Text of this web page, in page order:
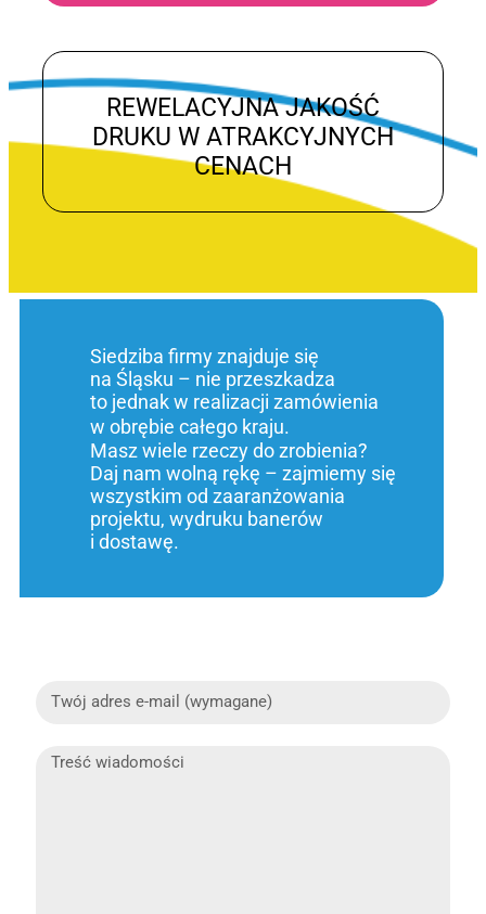
REWELACYJNA JAKOŚĆ
DRUKU W ATRAKCYJNYCH
CENACH
Siedziba firmy znajduje się
na Śląsku – nie przeszkadza
to jednak w realizacji zamówienia
w obrębie całego kraju.
Masz wiele rzeczy do zrobienia?
Daj nam wolną rękę – zajmiemy się
wszystkim od zaaranżowania
projektu, wydruku banerów
i dostawę.